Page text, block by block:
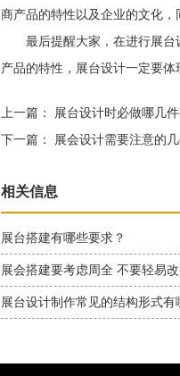
商产品的特性以及企业的文化，
最后提醒大家，在进行展台设
产品的特性，展台设计一定要
上一篇：
展台设计时必做哪几
下一篇：
展会设计需要注意的
相关信息
展台搭建有哪些要求？
展会搭建要考虑周全 不要轻易
展台设计制作常见的结构形式有